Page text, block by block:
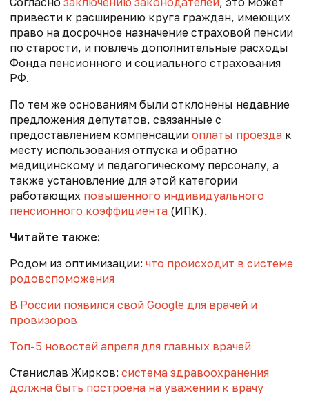
привести к расширению круга граждан, имеющих
право на досрочное назначение страховой пенсии
по старости, и повлечь дополнительные расходы
Фонда пенсионного и социального страхования
РФ.
По тем же основаниям были отклонены недавние
предложения депутатов, связанные с
предоставлением компенсации оплаты проезда к
месту использования отпуска и обратно
медицинскому и педагогическому персоналу, а
также установление для этой категории
работающих повышенного индивидуального
пенсионного коэффициента (ИПК).
Читайте также:
Родом из оптимизации: что происходит в системе
родовспоможения
В России появился свой Google для врачей и
провизоров
Топ-5 новостей апреля для главных врачей
Станислав Жирков: система здравоохранения
должна быть построена на уважении к врачу